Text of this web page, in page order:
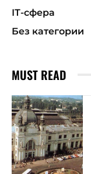
ІТ-сфера
Без категории
MUST READ